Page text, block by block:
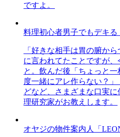
ですよ。
料理初心者男子でもデキ
「好きな相手は胃の腑か
に言われてたことですが
と。飲んだ後「ちょっと
度一緒にアレ作らない？
どなど、さまざまな口実
理研究家がお教えします。
オヤジの物件案内人「